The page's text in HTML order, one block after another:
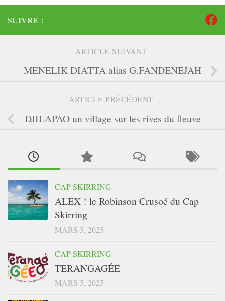
SUIVRE :
ARTICLE SUIVANT
MENELIK DIATTA alias G.FANDENEJAH
ARTICLE PRÉCÉDENT
DJILAPAO un village sur les rives du fleuve
CAP SKIRRING
ALEX ! le Robinson Crusoé du Cap
Skirring
MARS 5, 2025
CAP SKIRRING
TERANGAGÉE
MARS 5, 2025